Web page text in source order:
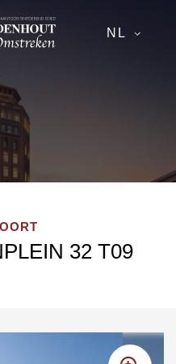
NL
32 T09